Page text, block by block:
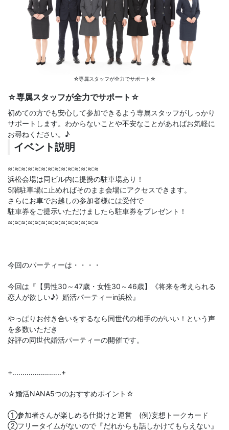
☆専属スタッフが全力でサポート☆
☆専属スタッフが全力でサポート☆
初めての方でも安心して参加できるよう専属スタッフがしっかり
サポートします。わからないことや不安なことがあればお気軽に
お尋ねください。♪
イベント説明
≈:≈:≈:≈:≈:≈:≈:≈:≈:≈:≈:≈:≈:≈
浜松会場は同ビル内に提携の駐車場あり！
5階駐車場に止めればそのまま会場にアクセスできます。
さらにお車でお越しの参加者様には受付で
駐車券をご提示いただけましたら駐車券をプレゼント！
≈:≈:≈:≈:≈:≈:≈:≈:≈:≈:≈:≈:≈:≈
今回のパーティーは・・・・
今回は『【男性30～47歳・女性30～46歳】《将来を考えられる
恋人が欲しい♪》婚活パーティーin浜松』
やっぱりお付き合いをするなら同世代の相手のがいい！という声
を多数いただき
好評の同世代婚活パーティーの開催です。
+‥‥‥‥‥‥‥‥‥‥‥‥+
☆婚活NANA5つのおすすめポイント☆
①参加者さんが楽しめる仕掛けと運営 (例)妄想トークカード
②フリータイムがないので『だれからも話しかけてもらえない』